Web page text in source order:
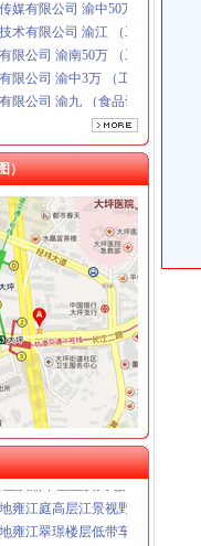
术有限公司 渝江 （工商注册）
限公司 渝南50万 （工商注册）
限公司 渝中3万 （工商注册）
限公司 渝九 （食品许可证）
计有限公司 渝江25万 （工商注册
理有限责任公司 渝北800万 （进
促进中心有限公司 渝大10万 （
责任公司重庆分公司 渝江 （工商
）
公寓即买即住5.1米高轻轨旁,重
地户型图-找我家-土巴兔装修网
区的发展看来起到很大的作用
民
精装两房绝版户型限量团购热销,
重庆天地板式精装江景豪宅现房
庆渝中区重庆天地店铺-重庆天
雍江翠璟楼层低带车位出售欢迎
旁-渝中区预订,化龙桥-重庆天地